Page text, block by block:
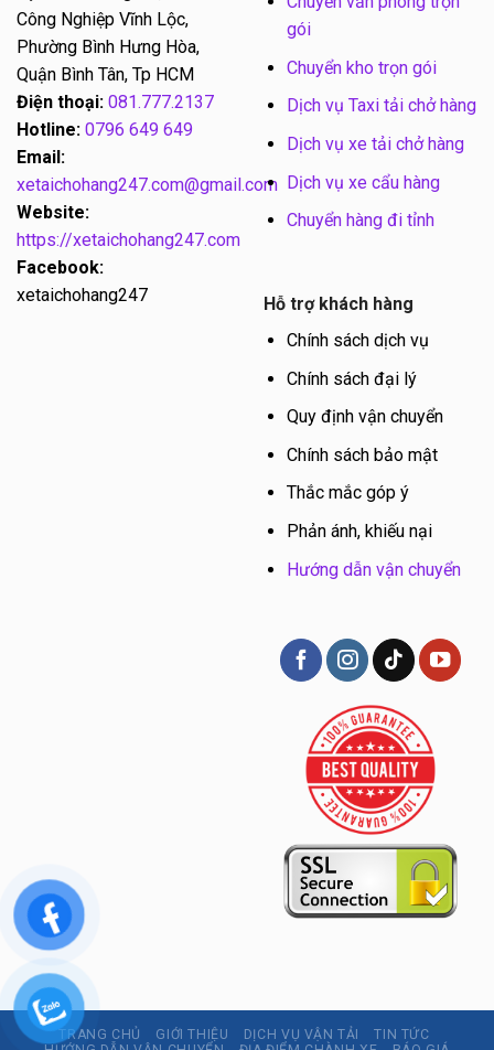
Công Nghiệp Vĩnh Lộc,
Phường Bình Hưng Hòa,
Quận Bình Tân, Tp HCM
Điện thoại: 081.777.2137
Hotline: 0796 649 649
Email:
xetaichohang247.com@gmail.com
Website:
https://xetaichohang247.com
Facebook:
xetaichohang247
gói
Chuyển kho trọn gói
Dịch vụ Taxi tải chở hàng
Dịch vụ xe tải chở hàng
Dịch vụ xe cẩu hàng
Chuyển hàng đi tỉnh
Hỗ trợ khách hàng
Chính sách dịch vụ
Chính sách đại lý
Quy định vận chuyển
Chính sách bảo mật
Thắc mắc góp ý
Phản ánh, khiếu nại
Hướng dẫn vận chuyển
TRANG CHỦ GIỚI THIỆU DỊCH VỤ VẬN TẢI
TIN TỨC